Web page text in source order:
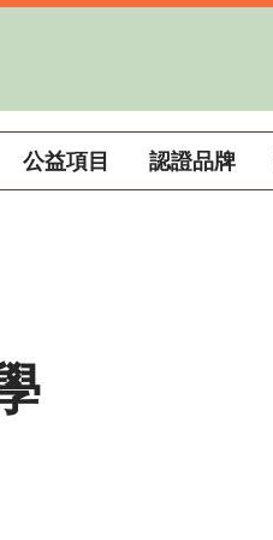
公益項目 認證品牌